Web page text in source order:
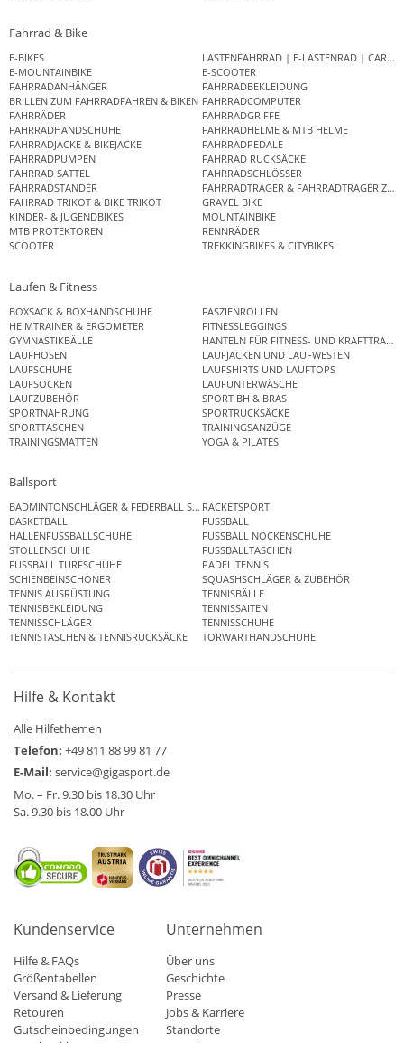
Fahrrad & Bike
E-BIKES
LASTENFAHRRAD | E-LASTENRAD |
E-MOUNTAINBIKE
E-SCOOTER
FAHRRADANHÄNGER
FAHRRADBEKLEIDUNG
BRILLEN ZUM FAHRRADFAHREN & BIKEN FAHRRADCOMPUTER
FAHRRÄDER
FAHRRADGRIFFE
FAHRRADHANDSCHUHE
FAHRRADHELME & MTB HELME
FAHRRADJACKE & BIKEJACKE
FAHRRADPEDALE
FAHRRADPUMPEN
FAHRRAD RUCKSÄCKE
FAHRRAD SATTEL
FAHRRADSCHLÖSSER
FAHRRADSTÄNDER
FAHRRADTRÄGER & FAHRRADTRÄGER
FAHRRAD TRIKOT & BIKE TRIKOT
GRAVEL BIKE
KINDER- & JUGENDBIKES
MOUNTAINBIKE
MTB PROTEKTOREN
RENNRÄDER
SCOOTER
TREKKINGBIKES & CITYBIKES
Laufen & Fitness
BOXSACK & BOXHANDSCHUHE
FASZIENROLLEN
HEIMTRAINER & ERGOMETER
FITNESSLEGGINGS
GYMNASTIKBÄLLE
HANTELN FÜR FITNESS- UND
LAUFHOSEN
LAUFJACKEN UND LAUFWESTEN
LAUFSCHUHE
LAUFSHIRTS UND LAUFTOPS
LAUFSOCKEN
LAUFUNTERWÄSCHE
LAUFZUBEHÖR
SPORT BH & BRAS
SPORTNAHRUNG
SPORTRUCKSÄCKE
SPORTTASCHEN
TRAININGSANZÜGE
TRAININGSMATTEN
YOGA & PILATES
Ballsport
BADMINTONSCHLÄGER & FEDERBALL SETSRACKETSPORT
BASKETBALL
FUSSBALL
HALLENFUSSBALLSCHUHE
FUSSBALL NOCKENSCHUHE
STOLLENSCHUHE
FUSSBALLTASCHEN
FUSSBALL TURFSCHUHE
PADEL TENNIS
SCHIENBEINSCHONER
SQUASHSCHLÄGER & ZUBEHÖR
TENNIS AUSRÜSTUNG
TENNISBÄLLE
TENNISBEKLEIDUNG
TENNISSAITEN
TENNISSCHLÄGER
TENNISSCHUHE
TENNISTASCHEN & TENNISRUCKSÄCKE
TORWARTHANDSCHUHE
Hilfe & Kontakt
Alle Hilfethemen
Telefon: +49 811 88 99 81 77
E-Mail: service@gigasport.de
Mo. – Fr. 9.30 bis 18.30 Uhr
Sa. 9.30 bis 18.00 Uhr
Kundenservice
Hilfe & FAQs
Größentabellen
Versand & Lieferung
Retouren
Gutscheinbedingungen
Unternehmen
Über uns
Geschichte
Presse
Jobs & Karriere
Standorte